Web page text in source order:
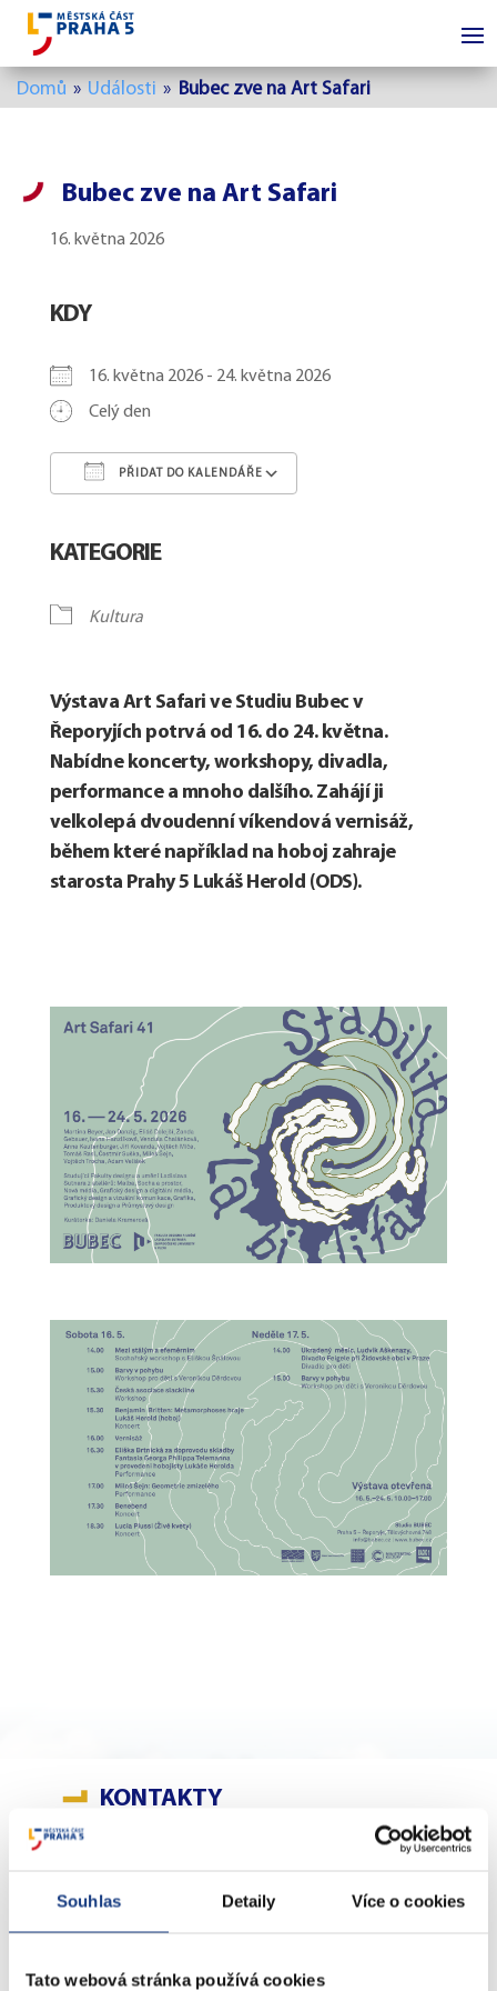
Souhlas Detaily Více o cookies
Tato webová stránka používá cookies
Domů » Události » Bubec zve na Art Safari
Bubec zve na Art Safari
16. května 2026
KDY
16. května 2026 - 24. května 2026
Celý den
PŘIDAT DO KALENDÁŘE
KATEGORIE
Kultura
Výstava Art Safari ve Studiu Bubec v
Řeporyjích potrvá od 16. do 24. května.
Nabídne koncerty, workshopy, divadla,
performance a mnoho dalšího. Zahájí ji
velkolepá dvoudenní víkendová vernisáž,
během které například na hoboj zahraje
starosta Prahy 5 Lukáš Herold (ODS).
KONTAKTY
Živnostenské záležitosti